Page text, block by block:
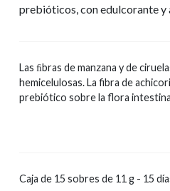
prebióticos, con edulcorante y
Las ﬁbras de manzana y de
hemicelulosas. La fibra de
prebiótico sobre la flora
Caja de 15 sobres de 11 g - 15